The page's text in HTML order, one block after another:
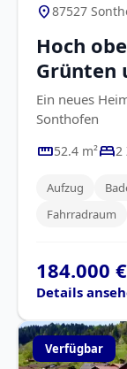
location_on87527
Hoch
Grünten
Ein neues
Sonthofen
straighten52.4 m²bed2
Aufzug
Fahrradraum
184.000 €
Details
Verfügbar